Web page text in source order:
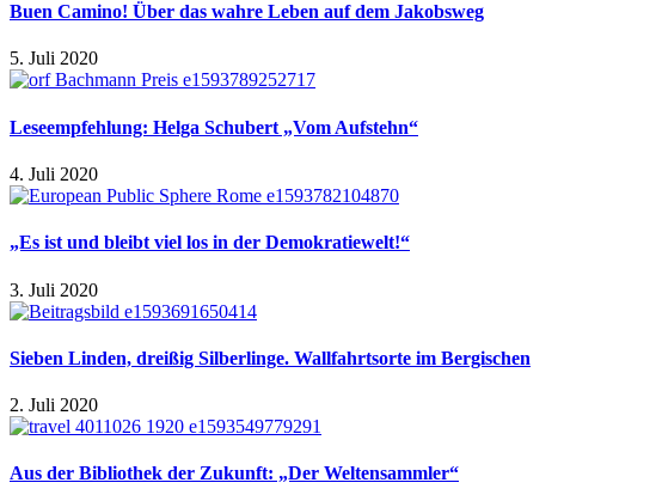
Buen Camino! Über das wahre Leben auf dem Jakobsweg
5. Juli 2020
Leseempfehlung: Helga Schubert „Vom Aufstehn“
4. Juli 2020
„Es ist und bleibt viel los in der Demokratiewelt!“
3. Juli 2020
Sieben Linden, dreißig Silberlinge. Wallfahrtsorte im Bergischen
2. Juli 2020
Aus der Bibliothek der Zukunft: „Der Weltensammler“